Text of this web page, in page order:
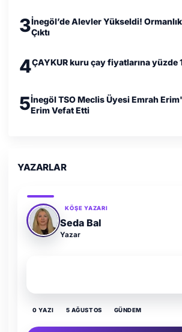
3İnegöl’de Alevler Yükseldi!
Çıktı
4ÇAYKUR kuru çay fiyatlarına yüzde
5İnegöl TSO Meclis Üyesi Emrah
Erim Vefat Etti
YAZARLAR
KÖŞE YAZARI
Adem Demir
Yazar
0 YAZI 16 TEMMUZ GÜNDEM